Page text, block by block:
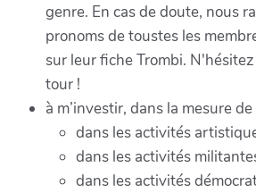
genre. En cas de doute, nous
pronoms de toustes les
sur leur fiche Trombi.
tour !
à m’investir, dans la mesure
dans les activités
dans les activités
dans les activités